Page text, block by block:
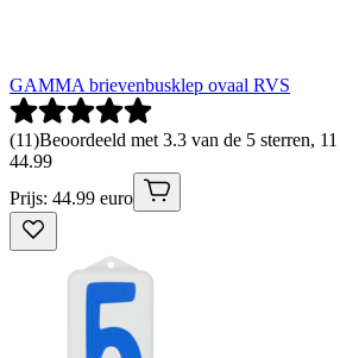
GAMMA brievenbusklep ovaal RVS
(11)Beoordeeld met 3.3 van de 5 sterren,
44.99
Prijs: 44.99 euro